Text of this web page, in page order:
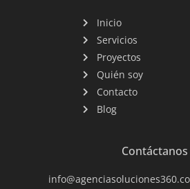
Inicio
Servicios
Proyectos
Quién soy
Contacto
Blog
Contáctanos